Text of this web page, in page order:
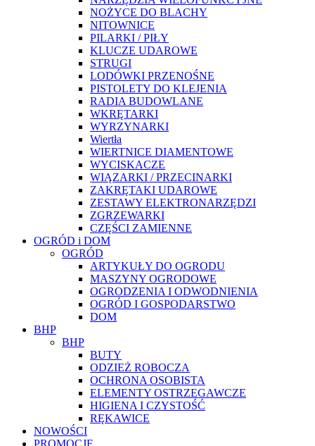
NOŻYCE DO BLACHY
NITOWNICE
PILARKI / PIŁY
KLUCZE UDAROWE
STRUGI
LODÓWKI PRZENOŚNE
PISTOLETY DO KLEJENIA
RADIA BUDOWLANE
WKRĘTARKI
WYRZYNARKI
Wiertła
WIERTNICE DIAMENTOWE
WYCISKACZE
WIĄZARKI / PRZECINARKI
ZAKRĘTAKI UDAROWE
ZESTAWY ELEKTRONARZĘDZI
ZGRZEWARKI
CZĘŚCI ZAMIENNE
OGRÓD i DOM
OGRÓD
ARTYKUŁY DO OGRODU
MASZYNY OGRODOWE
OGRODZENIA I ODWODNIENIA
OGRÓD I GOSPODARSTWO
DOM
BHP
BHP
BUTY
ODZIEŻ ROBOCZA
OCHRONA OSOBISTA
ELEMENTY OSTRZEGAWCZE
HIGIENA I CZYSTOŚĆ
RĘKAWICE
NOWOŚCI